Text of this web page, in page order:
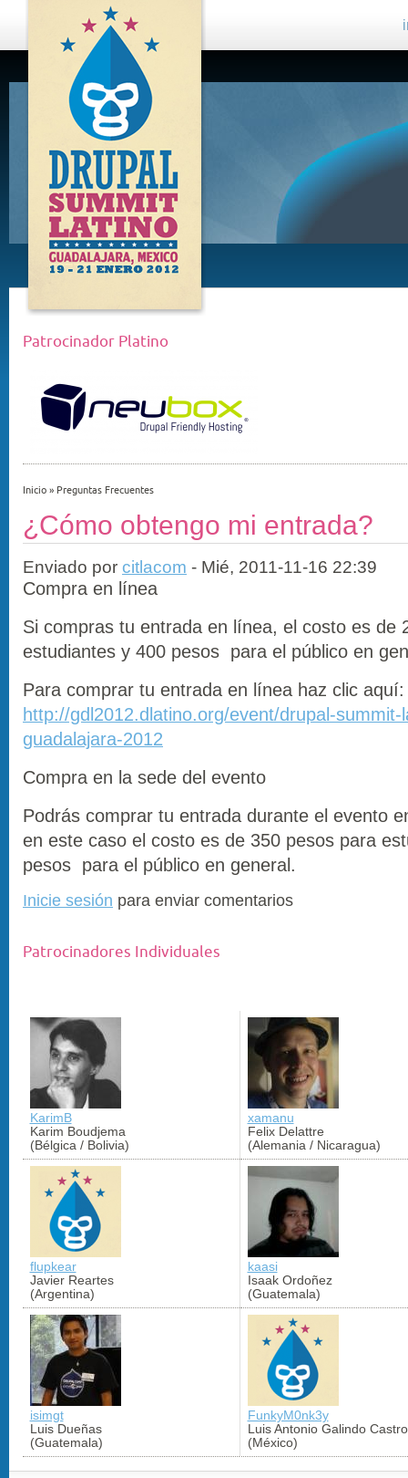
DRUPAL
SUMMIT
LATINO,
GUADALAJARA
2012
Patrocinador Platino
Inicio » Preguntas Frecuentes
¿Cómo obtengo mi entrada?
Enviado por citlacom - Mié, 2011-11-16 22:39
Compra en línea
Si compras tu entrada en línea, el costo es de
estudiantes y 400 pesos para el público en
Para comprar tu entrada en línea haz clic aquí:
http://gdl2012.dlatino.org/event/drupal-summit-
guadalajara-2012
Compra en la sede del evento
Podrás comprar tu entrada durante el evento
en este caso el costo es de 350 pesos para
pesos para el público en general.
Inicie sesión para enviar comentarios
Patrocinadores Individuales
KarimB
Karim Boudjema
(Bélgica / Bolivia)
xamanu
Felix Delattre
(Alemania / Nicaragua)
flupkear
Javier Reartes
(Argentina)
kaasi
Isaak Ordoñez
(Guatemala)
isimgt
Luis Dueñas
(Guatemala)
FunkyM0nk3y
Luis Antonio Galindo Castro
(México)